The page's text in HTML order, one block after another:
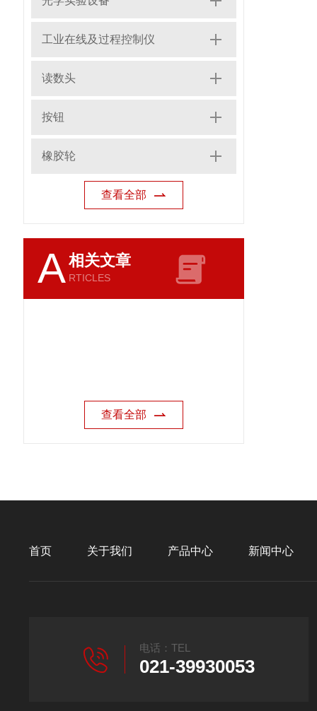
工业在线及过程控制仪
读数头
按钮
橡胶轮
查看全部
A相关文章
RTICLES
查看全部
首页 关于我们 产品中心 新闻中心
电话：TEL
021-39930053